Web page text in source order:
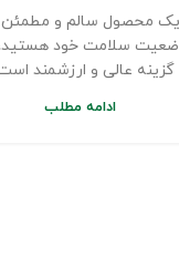
یک محصول سالم و مطمئن
سلامت خود هستید،
عالی و ارزشمند
ادامه مطلب